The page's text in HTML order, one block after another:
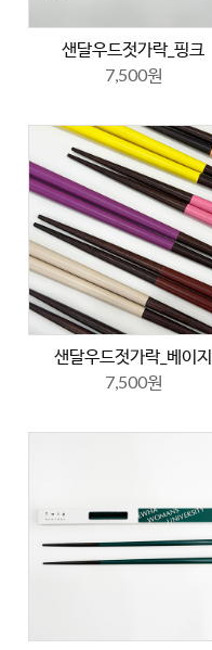
샌달우드젓가락_핑크
7,500원
샌달우드젓가락_베이지
7,500원